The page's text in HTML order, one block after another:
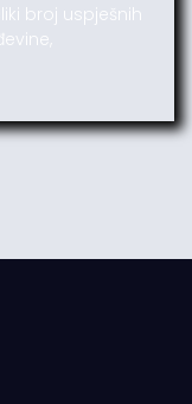
broj uspješnih